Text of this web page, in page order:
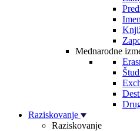
Mednarodne
Raziskovanje
Raziskovanje